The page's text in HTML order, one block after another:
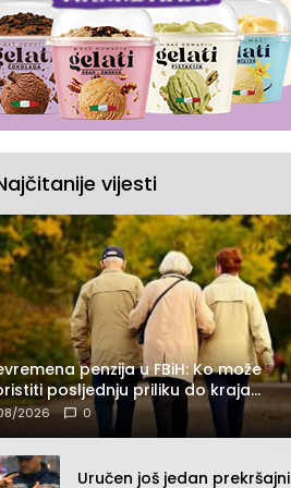
vijesti
penzija u FBiH: Ko može
posljednju priliku do kraja
godine
2026 0
Uručen još jedan prekršajni